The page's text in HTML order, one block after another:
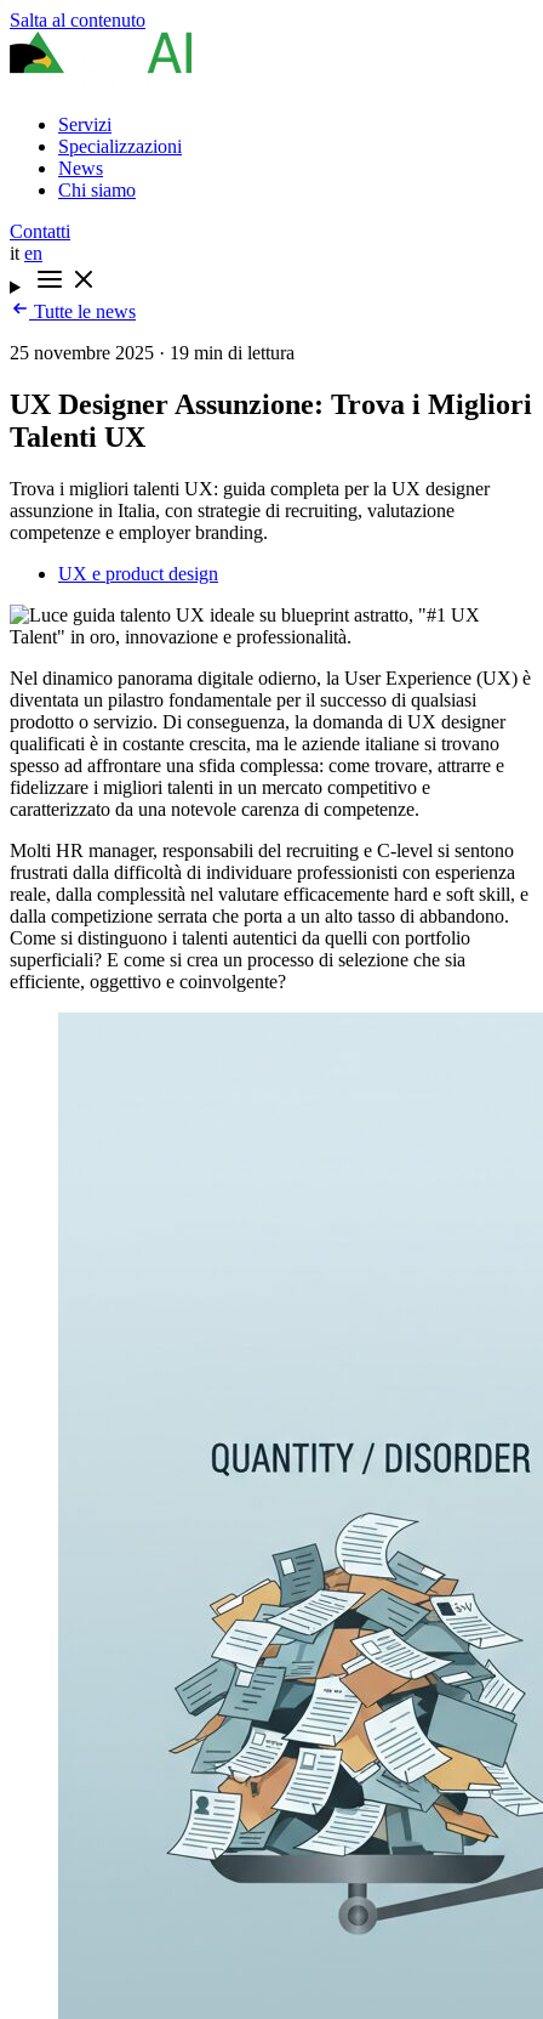
Salta al contenuto
Servizi
Specializzazioni
News
Chi siamo
Contatti
it en
Tutte le news
25 novembre 2025 · 19 min di lettura
UX Designer Assunzione: Trova i Migliori
Talenti UX
Trova i migliori talenti UX: guida completa per la UX designer
assunzione in Italia, con strategie di recruiting, valutazione
competenze e employer branding.
UX e product design
Nel dinamico panorama digitale odierno, la User Experience (UX) è
diventata un pilastro fondamentale per il successo di qualsiasi
prodotto o servizio. Di conseguenza, la domanda di UX designer
qualificati è in costante crescita, ma le aziende italiane si trovano
spesso ad affrontare una sfida complessa: come trovare, attrarre e
fidelizzare i migliori talenti in un mercato competitivo e
caratterizzato da una notevole carenza di competenze.
Molti HR manager, responsabili del recruiting e C-level si sentono
frustrati dalla difficoltà di individuare professionisti con esperienza
reale, dalla complessità nel valutare efficacemente hard e soft skill, e
dalla competizione serrata che porta a un alto tasso di abbandono.
Come si distinguono i talenti autentici da quelli con portfolio
superficiali? E come si crea un processo di selezione che sia
efficiente, oggettivo e coinvolgente?